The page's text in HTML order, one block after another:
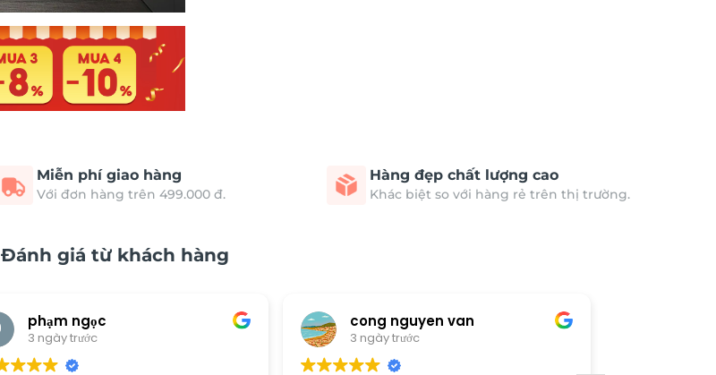
Miễn phí giao hàng
Với đơn hàng trên 499.000 đ.
Hàng đẹp chất lượng cao
Khác biệt so với hàng rẻ trên thị trường.
Đánh giá từ khách hàng
phạm ngọc
3 ngày trước
cong nguyen van
3 ngày trước